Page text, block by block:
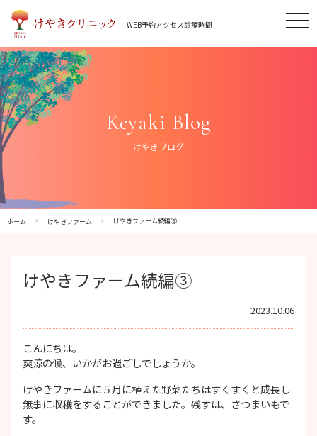
Skip
content
WEB予約アクセス診療時間
Keyaki Blog
けやきブログ
ホーム けやきファーム けやきファーム続編③
けやきファーム続編③
2023.10.06
こんにちは。
爽涼の候、いかがお過ごしでしょうか。
けやきファームに５月に植えた野菜たちはすくすくと成長し
無事に収穫をすることができました。残すは、さつまいもで
す。